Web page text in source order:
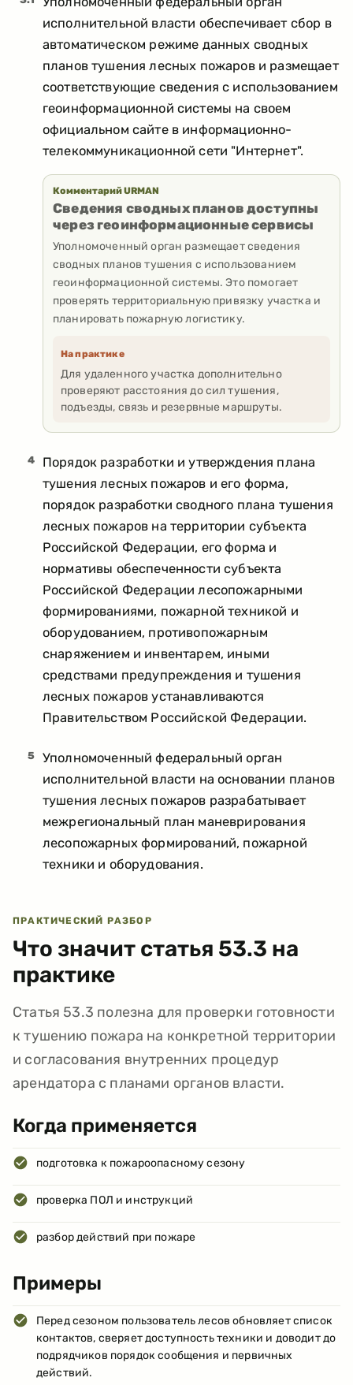
исполнительной власти обеспечивает сбор в
автоматическом режиме данных сводных
планов тушения лесных пожаров и размещает
соответствующие сведения с использованием
геоинформационной системы на своем
официальном сайте в информационно-
телекоммуникационной сети "Интернет".
Комментарий URMAN
Сведения сводных планов доступны
через геоинформационные сервисы
Уполномоченный орган размещает сведения
сводных планов тушения с использованием
геоинформационной системы. Это помогает
проверять территориальную привязку участка и
планировать пожарную логистику.
На практике
Для удаленного участка дополнительно
проверяют расстояния до сил тушения,
подъезды, связь и резервные маршруты.
4
Порядок разработки и утверждения плана
тушения лесных пожаров и его форма,
порядок разработки сводного плана тушения
лесных пожаров на территории субъекта
Российской Федерации, его форма и
нормативы обеспеченности субъекта
Российской Федерации лесопожарными
формированиями, пожарной техникой и
оборудованием, противопожарным
снаряжением и инвентарем, иными
средствами предупреждения и тушения
лесных пожаров устанавливаются
Правительством Российской Федерации.
5
Уполномоченный федеральный орган
исполнительной власти на основании планов
тушения лесных пожаров разрабатывает
межрегиональный план маневрирования
лесопожарных формирований, пожарной
техники и оборудования.
ПРАКТИЧЕСКИЙ РАЗБОР
Что значит статья 53.3 на
практике
Статья 53.3 полезна для проверки готовности
к тушению пожара на конкретной территории
и согласования внутренних процедур
арендатора с планами органов власти.
Когда применяется
подготовка к пожароопасному сезону
проверка ПОЛ и инструкций
разбор действий при пожаре
Примеры
Перед сезоном пользователь лесов обновляет список
контактов, сверяет доступность техники и доводит до
подрядчиков порядок сообщения и первичных
действий.